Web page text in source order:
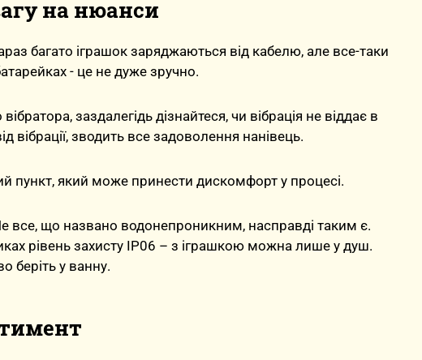
на нюанси
багато іграшок заряджаються від кабелю, але все-таки
- це не дуже зручно.
заздалегідь дізнайтеся, чи вібрація не віддає в
вібрації, зводить все задоволення нанівець.
пункт, який може принести дискомфорт у процесі.
все, що названо водонепроникним, насправді таким є.
рівень захисту IP06 – з іграшкою можна лише у душ.
беріть у ванну.